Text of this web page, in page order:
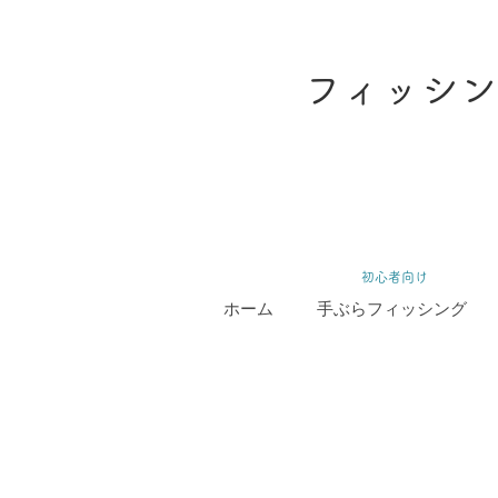
フィッシ
ホーム 手ぶらフィッシング
​初心者向け